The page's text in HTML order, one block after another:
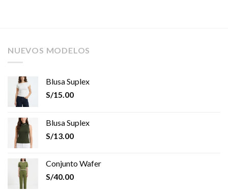
NUEVOS MODELOS
Blusa Suplex
S/15.00
Blusa Suplex
S/13.00
Conjunto Wafer
S/40.00